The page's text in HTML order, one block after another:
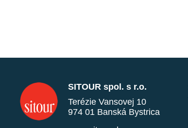
SITOUR spol. s r.o.
Terézie Vansovej 10
974 01 Banská Bystrica